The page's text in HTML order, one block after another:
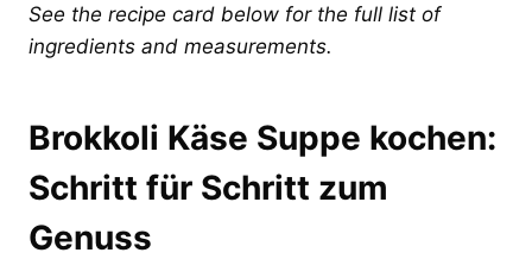
See the recipe card below for the full list of
ingredients and measurements.
Brokkoli Käse Suppe kochen:
Schritt für Schritt zum
Genuss